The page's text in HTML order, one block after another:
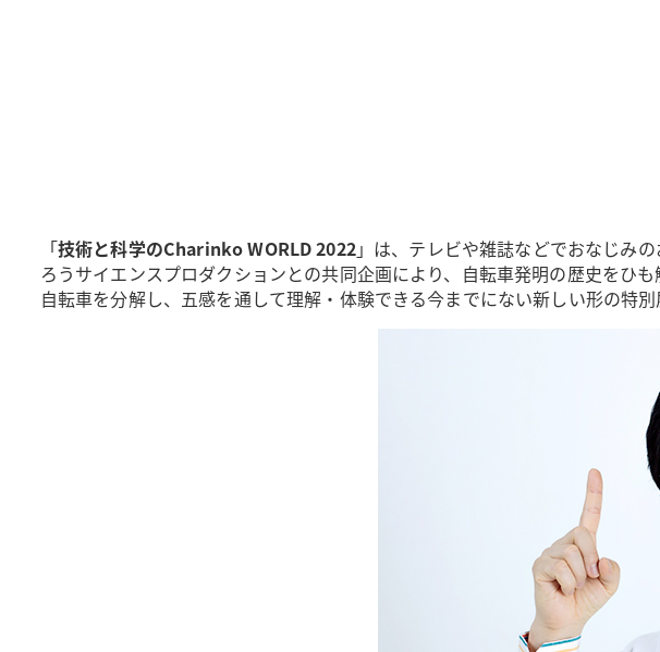
「技術と科学のCharinko WORLD 2022」は、テレビや雑誌などでおなじみ
ろうサイエンスプロダクションとの共同企画により、自転車発明の歴史をひ
自転車を分解し、五感を通して理解・体験できる今までにない新しい形の特別